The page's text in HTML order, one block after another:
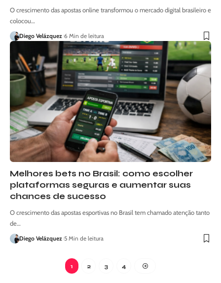
O crescimento das apostas online transformou o mercado digital brasileiro e
colocou…
Diego Velázquez 6 Min de leitura
Melhores bets no Brasil: como escolher
plataformas seguras e aumentar suas
chances de sucesso
O crescimento das apostas esportivas no Brasil tem chamado atenção tanto
de…
Diego Velázquez 5 Min de leitura
1 2 3 4